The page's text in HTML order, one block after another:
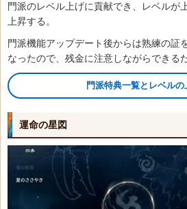
門派のレベル上げに貢献でき、レベルが
上昇する。
門派機能アップデート後からは熟練の証
なったので、残金に注意しながらできる
門派特典一覧とレベルの
運命の星図